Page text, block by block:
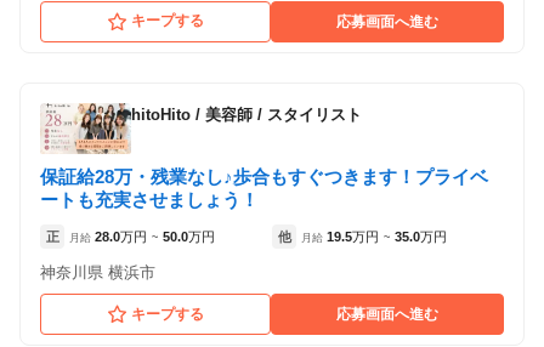
件の店舗
キープする 応募画面へ進む
hitoHito / 美容師 / スタイリスト
保証給28万・残業なし♪歩合もすぐつきます！プライベ
ートも充実させましょう！
正 月給 28.0万円 ~ 50.0万円 他 月給 19.5万円 ~ 35.0万円
神奈川県 横浜市
キープする 応募画面へ進む